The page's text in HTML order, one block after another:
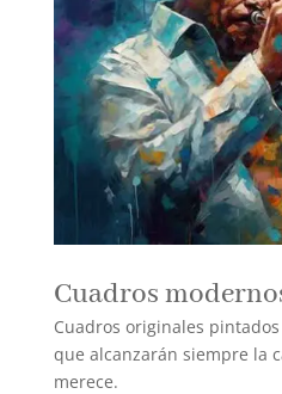
Cuadros
Cuadros originales
que alcanzarán siempre la
merece.